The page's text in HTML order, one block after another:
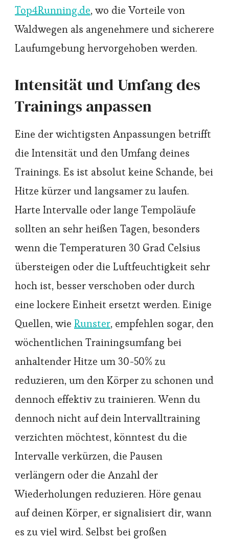
Top4Running.de, wo die Vorteile von
Waldwegen als angenehmere und sicherere
Laufumgebung hervorgehoben werden.
Intensität und Umfang des
Trainings anpassen
Eine der wichtigsten Anpassungen betrifft
die Intensität und den Umfang deines
Trainings. Es ist absolut keine Schande, bei
Hitze kürzer und langsamer zu laufen.
Harte Intervalle oder lange Tempoläufe
sollten an sehr heißen Tagen, besonders
wenn die Temperaturen 30 Grad Celsius
übersteigen oder die Luftfeuchtigkeit sehr
hoch ist, besser verschoben oder durch
eine lockere Einheit ersetzt werden. Einige
Quellen, wie Runster, empfehlen sogar, den
wöchentlichen Trainingsumfang bei
anhaltender Hitze um 30-50% zu
reduzieren, um den Körper zu schonen und
dennoch effektiv zu trainieren. Wenn du
dennoch nicht auf dein Intervalltraining
verzichten möchtest, könntest du die
Intervalle verkürzen, die Pausen
verlängern oder die Anzahl der
Wiederholungen reduzieren. Höre genau
auf deinen Körper, er signalisiert dir, wann
es zu viel wird. Selbst bei großen